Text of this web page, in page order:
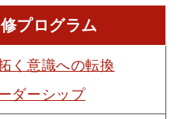
プログラム
く意識への転換
ダーシップ